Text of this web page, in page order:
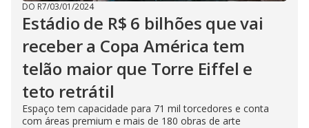
DO R7/03/01/2024
Estádio de R$ 6 bilhões que vai
receber a Copa América tem
telão maior que Torre Eiffel e
teto retrátil
Espaço tem capacidade para 71 mil torcedores e conta
com áreas premium e mais de 180 obras de arte